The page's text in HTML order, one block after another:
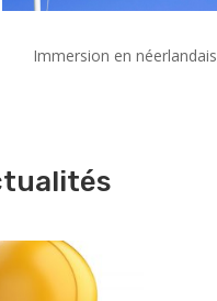
Immersion en néerlandais